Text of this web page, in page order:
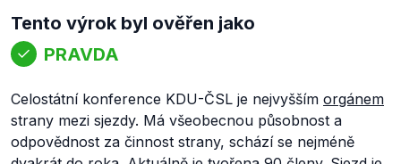
Tento výrok byl ověřen jako
PRAVDA
Celostátní konference KDU-ČSL je nejvyšším orgánem
strany mezi sjezdy. Má všeobecnou působnost a
odpovědnost za činnost strany, schází se nejméně